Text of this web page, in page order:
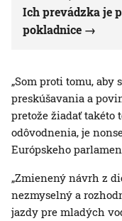
Ich prevádzka je
pokladnice
„Som proti tomu,
preskúšavania a
pretože žiadať takéto
odôvodnenia, je
Európskeho
„Zmienený návrh z
nezmyselný a
jazdy pre mladých